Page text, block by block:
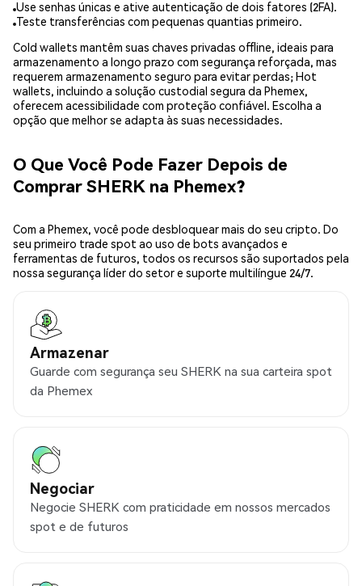
Use senhas únicas e ative autenticação de dois fatores (2FA).
Teste transferências com pequenas quantias primeiro.
Cold wallets mantêm suas chaves privadas offline, ideais para
armazenamento a longo prazo com segurança reforçada, mas
requerem armazenamento seguro para evitar perdas; Hot
wallets, incluindo a solução custodial segura da Phemex,
oferecem acessibilidade com proteção confiável. Escolha a
opção que melhor se adapta às suas necessidades.
O Que Você Pode Fazer Depois de
Comprar SHERK na Phemex?
Com a Phemex, você pode desbloquear mais do seu cripto. Do
seu primeiro trade spot ao uso de bots avançados e
ferramentas de futuros, todos os recursos são suportados pela
nossa segurança líder do setor e suporte multilíngue 24/7.
Armazenar
Guarde com segurança seu SHERK na sua carteira spot
da Phemex
Negociar
Negocie SHERK com praticidade em nossos mercados
spot e de futuros